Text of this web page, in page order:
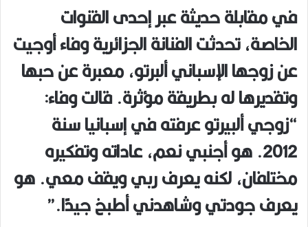
في مقابلة حديثة عبر إحدى القنوات
الخاصة، تحدثت الفنانة الجزائرية وفاء أوجيت
عن زوجها الإسباني ألبرتو، معبرة عن حبها
وتقديرها له بطريقة مؤثرة. قالت وفاء:
“زوجي ألبيرتو عرفته في إسبانيا سنة
2012. هو أجنبي نعم، عاداته وتفكيره
مختلفان، لكنه يعرف ربي ويقف معي. هو
يعرف جودتي وشاهدني أطبخ جيدًا.”